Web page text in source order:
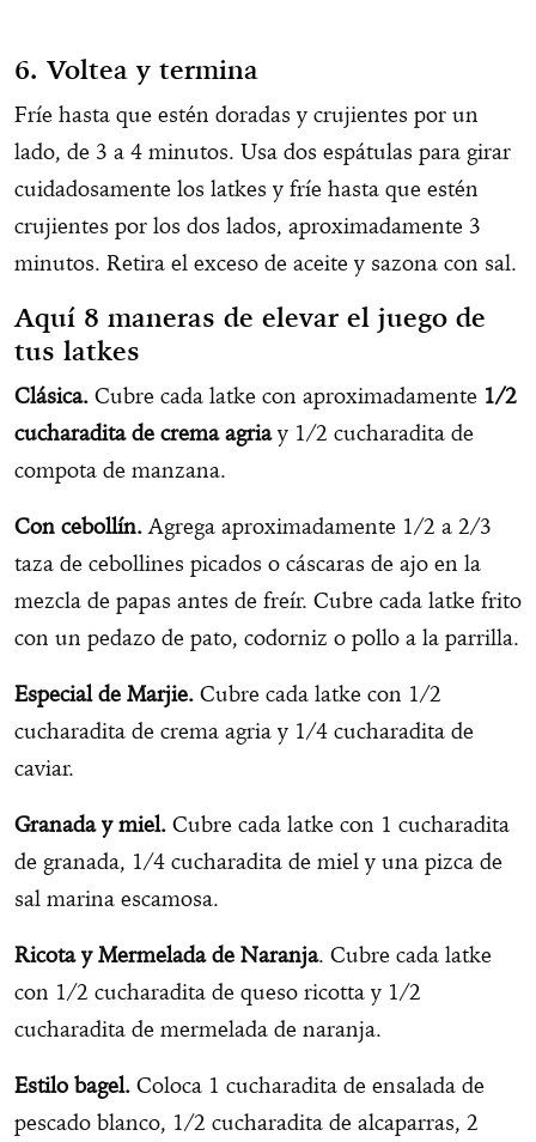
6. Voltea y termina
Fríe hasta que estén doradas y crujientes por un
lado, de 3 a 4 minutos. Usa dos espátulas para girar
cuidadosamente los latkes y fríe hasta que estén
crujientes por los dos lados, aproximadamente 3
minutos. Retira el exceso de aceite y sazona con sal.
Aquí 8 maneras de elevar el juego de
tus latkes
Clásica. Cubre cada latke con aproximadamente 1/2
cucharadita de crema agriay 1/2 cucharadita de
compota de manzana.
Con cebollín.Agrega aproximadamente 1/2 a 2/3
taza de cebollines picados o cáscaras de ajo en la
mezcla de papas antes de freír. Cubre cada latke frito
con un pedazo de pato, codorniz o pollo a la parrilla.
Especial de Marjie. Cubre cada latke con 1/2
cucharadita de crema agria y 1/4 cucharadita de
caviar.
Granada y miel. Cubre cada latke con 1 cucharadita
de granada, 1/4 cucharadita de miel y una pizca de
sal marina escamosa.
Ricota y Mermelada de Naranja. Cubre cada latke
con 1/2 cucharadita de queso ricotta y 1/2
cucharadita de mermelada de naranja.
Estilo bagel. Coloca 1 cucharadita de ensalada de
pescado blanco, 1/2 cucharadita de alcaparras, 2